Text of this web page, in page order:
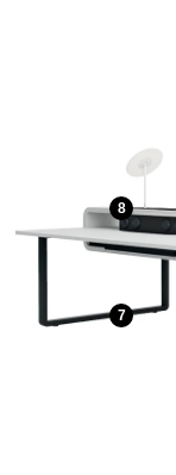
7
8